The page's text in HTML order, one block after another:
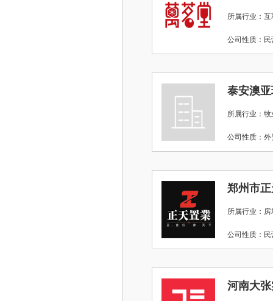
所属行业：
公司性质
泰安澳
所属行业：牧
公司性质
郑州市
所属行业：
公司性质
河南大